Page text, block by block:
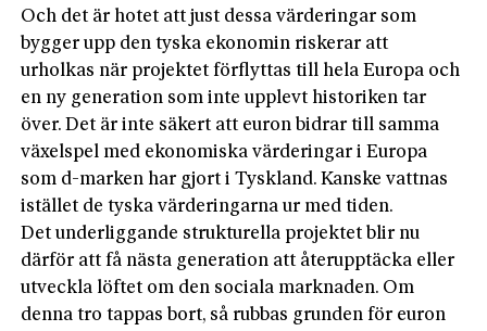
Och det är hotet att just dessa värderingar som
bygger upp den tyska ekonomin riskerar att
urholkas när projektet förflyttas till hela Europa och
en ny generation som inte upplevt historiken tar
över. Det är inte säkert att euron bidrar till samma
växelspel med ekonomiska värderingar i Europa
som d-marken har gjort i Tyskland. Kanske vattnas
istället de tyska värderingarna ur med tiden.
Det underliggande strukturella projektet blir nu
därför att få nästa generation att återupptäcka eller
utveckla löftet om den sociala marknaden. Om
denna tro tappas bort, så rubbas grunden för euron